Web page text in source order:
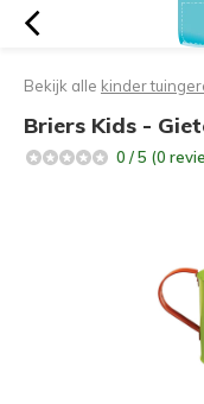
Bekijk alle kinder
Briers Kids -
0 / 5 (0